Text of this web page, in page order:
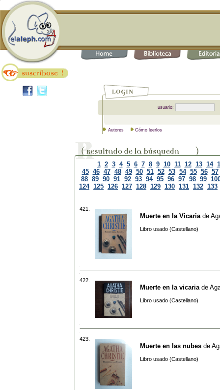
usuario:
Autores Cómo leerlos
1 2 3 4 5 6 7 8 9 10 11 12 13 14
45 46 47 48 49 50 51 52 53 54 55 56 57
88 89 90 91 92 93 94 95 96 97 98 99
124 125 126 127 128 129 130 131 132 133
421.
Muerte en la Vicaria de
Libro usado (Castellano)
422.
Muerte en la vicaria de
Libro usado (Castellano)
423.
Muerte en las nubes de
Libro usado (Castellano)